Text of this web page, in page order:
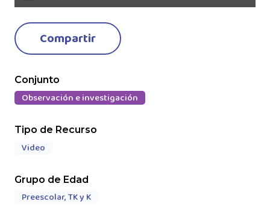
Compartir
Conjunto
Observación e investigación
Tipo de Recurso
Video
Grupo de Edad
Preescolar, TK y K